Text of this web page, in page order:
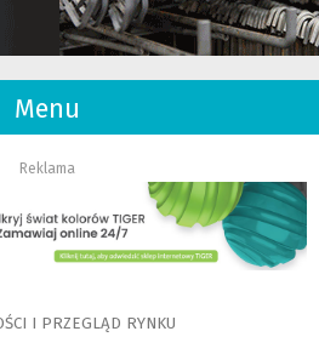
Menu
Reklama
I PRZEGLĄD RYNKU